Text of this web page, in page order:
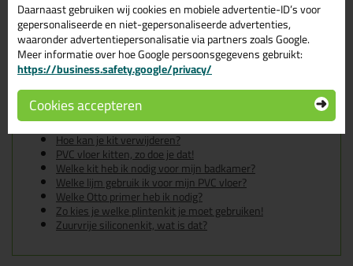
Tips & tricks voor Ottoseal S125
310ml
In de volgende blogs wordt dit product gebruikt:
De badkamer kitten? Lees hier hoe!
Gietvloer kitten, zo doe je dat!
Hoe kan je een (kunststof) binnenkozijn afkitten?
Hoe kan je kit verwijderen?
PVC vloer kitten, zo doe je dat!
Welke kit heb ik nodig voor mijn badkamer?
Welke lijm gebruik ik voor mijn PVC vloer?
Welke Otto primer heb ik nodig?
Zo kies je welke plintenkit je moet gebruiken!
Zuurvrije siliconenkit, wat is dat?
Daarnaast gebruiken wij cookies en mobiele advertentie-ID’s voor
gepersonaliseerde en niet-gepersonaliseerde advertenties,
waaronder advertentiepersonalisatie via partners zoals Google.
Meer informatie over hoe Google persoonsgegevens gebruikt:
https://business.safety.google/privacy/
Cookies accepteren